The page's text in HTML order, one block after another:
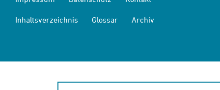
Inhaltsverzeichnis Glossar Archiv